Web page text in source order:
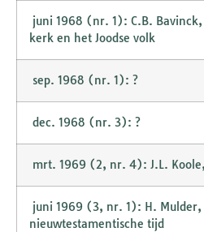
juni 1968 (nr. 1): C.B.
kerk en het Joodse volk
sep. 1968 (nr. 1): ?
dec. 1968 (nr. 3): ?
mrt. 1969 (2, nr. 4): J.L.
juni 1969 (3, nr. 1): H. Mulder,
nieuwtestamentische tijd